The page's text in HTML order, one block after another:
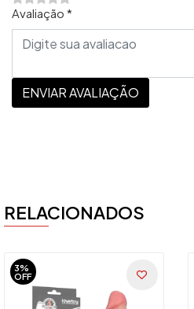
Avaliação *
ENVIAR AVALIAÇÃO
RELACIONADOS
3%
OFF